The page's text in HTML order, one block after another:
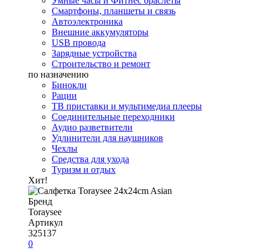
Смартфоны, планшеты и связь
Автоэлектроника
Внешние аккумуляторы
USB провода
Зарядные устройства
Строительство и ремонт
по назначению
Бинокли
Рации
ТВ приставки и мультимедиа плееры
Соединительные переходники
Аудио разветвители
Удлинители для наушников
Чехлы
Средства для ухода
Туризм и отдых
Хит!
Бренд
Toraysee
Артикул
325137
0